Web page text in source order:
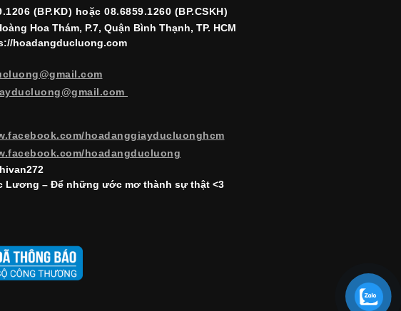
(BP.KD) hoặc 08.6859.1260 (BP.CSKH)
Hoa Thám, P.7, Quận Bình Thạnh, TP. HCM
hoadangducluong.com
hoadanggiayducluonghcm
hoadangducluong
Lương – Để những ước mơ thành sự thật <3